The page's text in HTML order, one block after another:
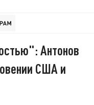
Антонов
США и